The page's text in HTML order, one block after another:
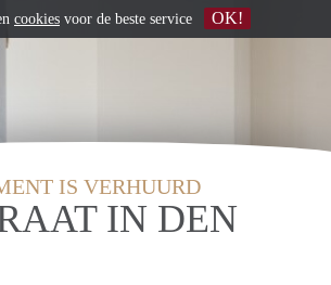
IS VERHUURD
IN DEN
cookies voor de beste service OK!